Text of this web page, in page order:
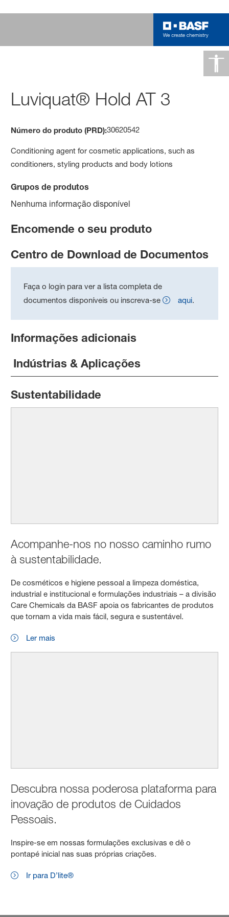
Luviquat® Hold AT 3
Número do produto (PRD):30620542
Conditioning agent for cosmetic applications, such as
conditioners, styling products and body lotions
Grupos de produtos
Nenhuma informação disponível
Encomende o seu produto
Centro de Download de Documentos
Faça o login para ver a lista completa de
documentos disponíveis ou inscreva-se
aqui.
Informações adicionais
Indústrias & Aplicações
Sustentabilidade
Acompanhe-nos no nosso caminho rumo
à sustentabilidade.
De cosméticos e higiene pessoal a limpeza doméstica,
industrial e institucional e formulações industriais – a divisão
Care Chemicals da BASF apoia os fabricantes de produtos
que tornam a vida mais fácil, segura e sustentável.
Ler mais
Descubra nossa poderosa plataforma para
inovação de produtos de Cuidados
Pessoais.
Inspire-se em nossas formulações exclusivas e dê o
pontapé inicial nas suas próprias criações.
Ir para D’lite®